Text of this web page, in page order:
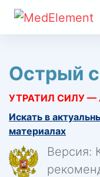
Острый
УТРАТИЛ СИЛУ —
Искать в
материалах
Версия: